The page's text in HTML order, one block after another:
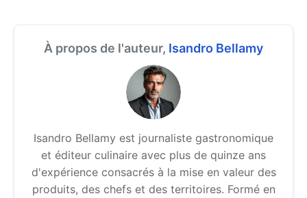
À propos de l'auteur, Isandro Bellamy
Isandro Bellamy est journaliste gastronomique
et éditeur culinaire avec plus de quinze ans
d'expérience consacrés à la mise en valeur des
produits, des chefs et des territoires. Formé en